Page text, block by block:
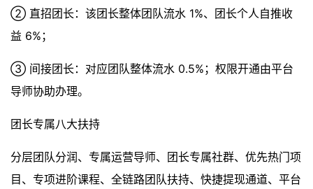
② 直招团长：该团长整体团队流水 1%、团长个人自推收
益 6%；
③ 间接团长：对应团队整体流水 0.5%；权限开通由平台
导师协助办理。
团长专属八大扶持
分层团队分润、专属运营导师、团长专属社群、优先热门项
目、专项进阶课程、全链路团队扶持、快捷提现通道、平台